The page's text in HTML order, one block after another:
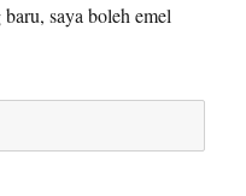
saya boleh emel